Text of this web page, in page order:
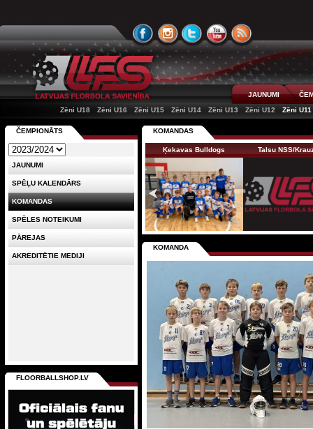
JAUNUMI
Zēni U18
Zēni U16 Zēni U15 Zēni U14 Zēni U13 Zēni U12 Zēni U11
KOMANDAS
Ķekavas Bulldogs Talsu NSS/
KOMANDA
ČEMPIONĀTS
JAUNUMI
SPĒĻU KALENDĀRS
KOMANDAS
SPĒLES NOTEIKUMI
PĀREJAS
AKREDITĒTIE MEDIJI
FLOORBALLSHOP.LV